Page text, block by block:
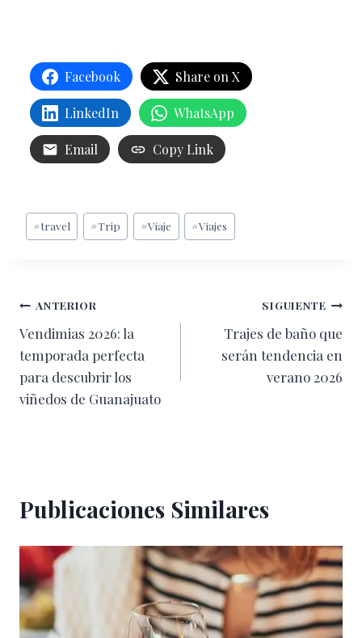
Facebook Share on X
LinkedIn WhatsApp
Email Copy Link
Etiquetas
de
#travel #Trip #Viaje #Viajes
Navegación
de
entradas
ANTERIOR
Vendimias 2026: la
temporada perfecta
para descubrir los
viñedos de Guanajuato
SIGUIENTE
Trajes de baño que
serán tendencia en
verano 2026
Publicaciones Similares